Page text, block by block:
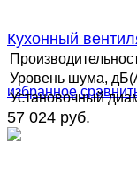
избранное
Кухонный
Уровень шума,
Установочный
57 024 руб.